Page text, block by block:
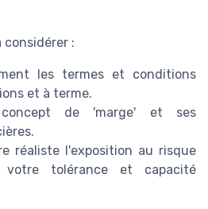
considérer :
les termes et conditions
et à terme.
concept de 'marge' et ses
réaliste l'exposition au risque
tolérance et capacité